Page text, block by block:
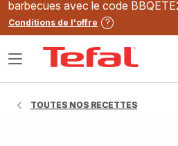
barbecues avec le code
Conditions de l'offre
Ouvrir
TOUTES NOS RECETTES